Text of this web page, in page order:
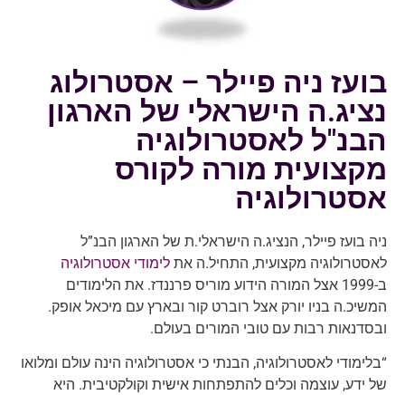
בועז ניה פיילר – אסטרולוג
נציג.ה הישראלי של הארגון
הבנ"ל לאסטרולוגיה
מקצועית מורה לקורס
אסטרולוגיה
ניה בועז פיילר, הנציג.ה הישראלי.ת של הארגון הבנ”ל
לאסטרולוגיה מקצועית, התחיל.ה את לימודי אסטרולוגיה
ב-1999 אצל המורה הידוע מוריס פרננדז. את הלימודים
המשיכ.ה בניו יורק אצל רוברט קור ובארץ עם מיכאל אופק.
ובסדנאות רבות עם טובי המורים בעולם.
“בלימודי לאסטרולוגיה, הבנתי כי אסטרולוגיה הינה עולם ומלואו
של ידע, עוצמה וכלים להתפתחות אישית וקולקטיבית. היא